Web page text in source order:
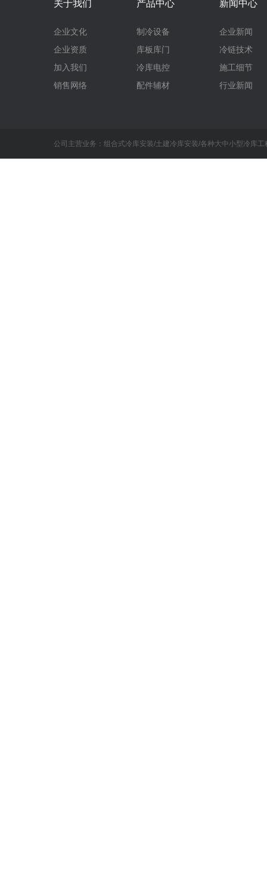
关于我们
企业文化
企业资质
加入我们
销售网络
产品中心
制冷设备
库板库门
冷库电控
配件辅材
新闻中心
企业新闻
冷链技术
施工细节
行业新闻
公司主营业务：组合式冷库安装/土建冷库安装/各种大中小型冷库